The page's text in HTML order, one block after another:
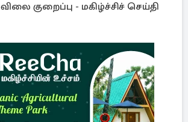
விலை குறைப்பு - மகிழ்ச்சிச் செய்தி